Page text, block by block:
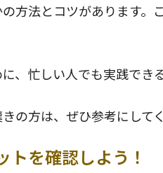
方法とコツがあります
、忙しい人でも実践でき
の方は、ぜひ参考にして
トを確認しよう！